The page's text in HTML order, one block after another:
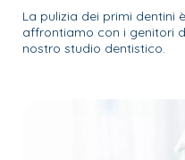
La pulizia dei primi dentini
affrontiamo con i genitori
nostro studio dentistico.